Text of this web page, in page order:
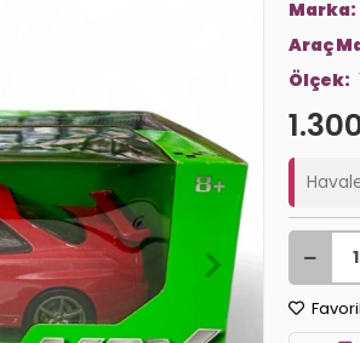
Marka:
Araç
Ölçek: